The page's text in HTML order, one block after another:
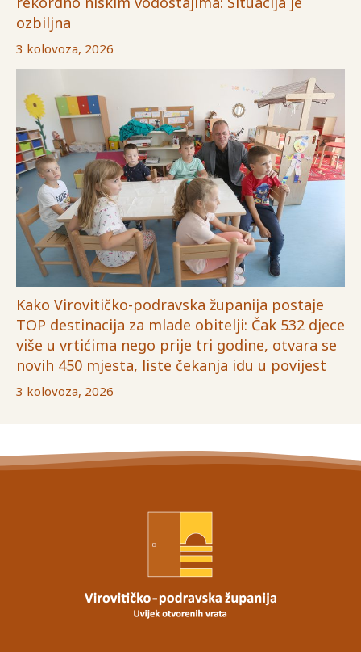
ozbiljna
3 kolovoza, 2026
Kako Virovitičko-podravska županija postaje
TOP destinacija za mlade obitelji: Čak 532 djece
više u vrtićima nego prije tri godine, otvara se
novih 450 mjesta, liste čekanja idu u povijest
3 kolovoza, 2026